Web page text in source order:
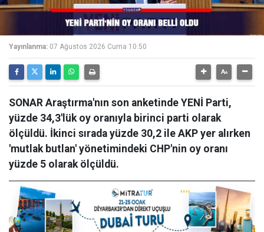
Yayınlanma: 07 Ağustos 2026 Cuma 10:50
SONAR Araştırma'nın son anketinde YENİ Parti,
yüzde 34,3'lük oy oranıyla birinci parti olarak
ölçüldü. İkinci sırada yüzde 30,2 ile AKP yer alırken
'mutlak butlan' yönetimindeki CHP'nin oy oranı
yüzde 5 olarak ölçüldü.